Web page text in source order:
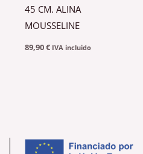
45 CM. ALINA
MOUSSELINE
89,90€ IVA incluido